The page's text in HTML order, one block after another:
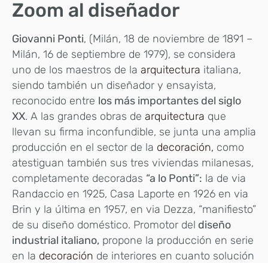
Zoom al diseñador
Giovanni Ponti, (Milán, 18 de noviembre de 1891 –
Milán, 16 de septiembre de 1979), se considera
uno de los maestros de la arquitectura italiana,
siendo también un diseñador y ensayista,
reconocido entre los más importantes del siglo
XX. A las grandes obras de arquitectura que
llevan su firma inconfundible, se junta una amplia
producción en el sector de la decoración, como
atestiguan también sus tres viviendas milanesas,
completamente decoradas “a lo Ponti”: la de via
Randaccio en 1925, Casa Laporte en 1926 en via
Brin y la última en 1957, en via Dezza, “manifiesto”
de su diseño doméstico. Promotor del diseño
industrial italiano, propone la producción en serie
en la decoración de interiores en cuanto solución